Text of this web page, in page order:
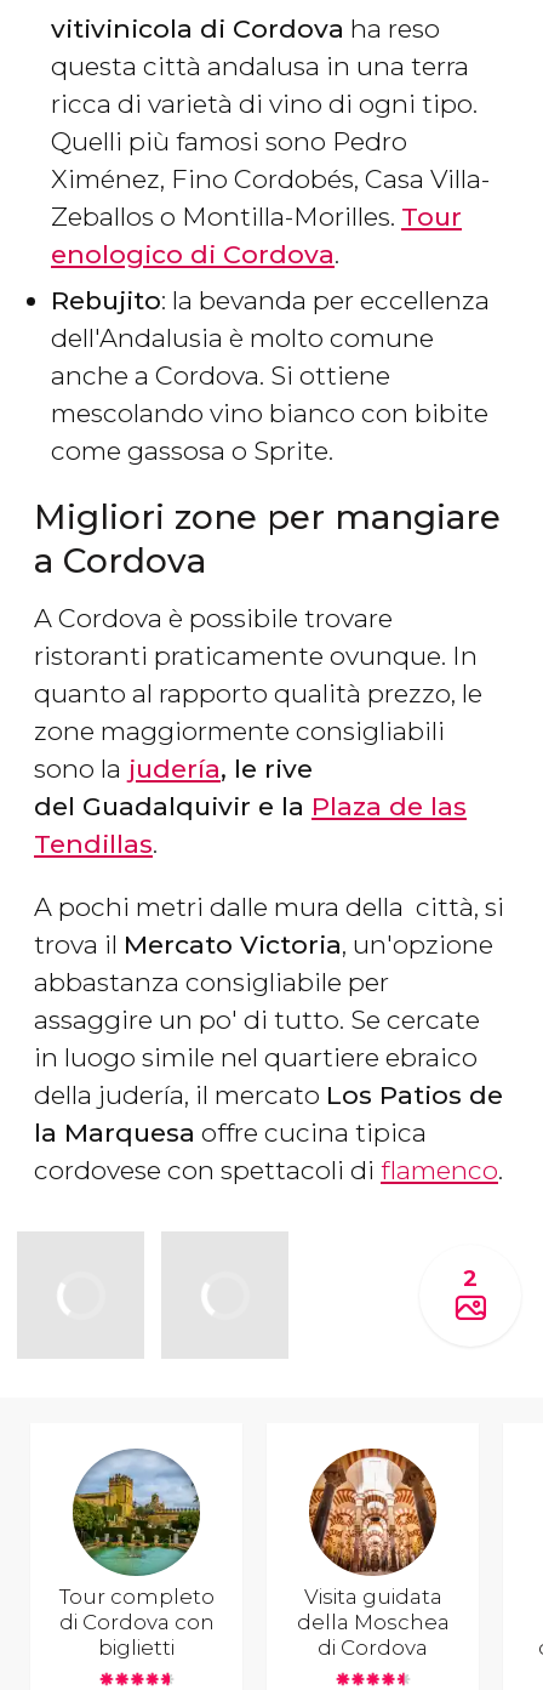
vitivinicola di Cordova ha reso
questa città andalusa in una terra
ricca di varietà di vino di ogni tipo.
Quelli più famosi sono Pedro
Ximénez, Fino Cordobés, Casa Villa-
Zeballos o Montilla-Morilles. Tour
enologico di Cordova.
Rebujito: la bevanda per eccellenza
dell'Andalusia è molto comune
anche a Cordova. Si ottiene
mescolando vino bianco con bibite
come gassosa o Sprite.
Migliori zone per mangiare
a Cordova
A Cordova è possibile trovare
ristoranti praticamente ovunque. In
quanto al rapporto qualità prezzo, le
zone maggiormente consigliabili
sono la judería, le rive
del Guadalquivir e la Plaza de las
Tendillas.
A pochi metri dalle mura della città, si
trova il Mercato Victoria, un'opzione
abbastanza consigliabile per
assaggire un po' di tutto. Se cercate
in luogo simile nel quartiere ebraico
della judería, il mercato Los Patios de
la Marquesa offre cucina tipica
cordovese con spettacoli di flamenco.
2
Tour completo
di Cordova con
biglietti
Visita guidata
della Moschea
di Cordova